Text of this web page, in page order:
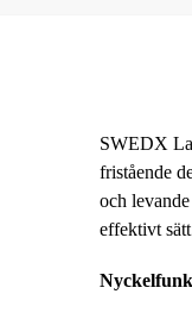
SWEDX
fristående
och
effektivt